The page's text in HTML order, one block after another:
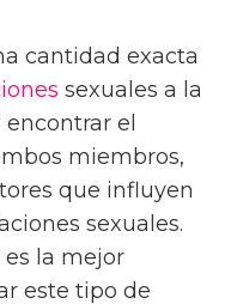
cantidad exacta
sexuales a la
el
miembros,
que influyen
sexuales.
la mejor
este tipo de